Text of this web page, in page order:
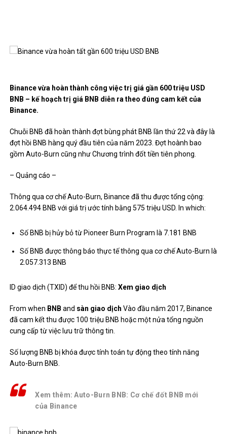
Binance vừa hoàn thành công việc trị giá gần 600 triệu USD
BNB – kế hoạch trị giá BNB diễn ra theo đúng cam kết của
Binance.
Chuỗi BNB đã hoàn thành đợt bùng phát BNB lần thứ 22 và đây là
đợt hồi BNB hàng quý đầu tiên của năm 2023. Đợt hoành bao
gồm Auto-Burn cũng như Chương trình đốt tiền tiên phong.
– Quảng cáo –
Thông qua cơ chế Auto-Burn, Binance đã thu được tổng cộng:
2.064.494 BNB với giá trị ước tính bằng 575 triệu USD. In which:
Số BNB bị hủy bỏ từ Pioneer Burn Program là 7.181 BNB
Số BNB được thông báo thực tế thông qua cơ chế Auto-Burn là
2.057.313 BNB
ID giao dịch (TXID) để thu hồi BNB:Xem giao dịch
From when BNB and sàn giao dịch Vào đầu năm 2017, Binance
đã cam kết thu được 100 triệu BNB hoặc một nửa tổng nguồn
cung cấp từ việc lưu trữ thông tin.
Số lượng BNB bị khóa được tính toán tự động theo tính năng
Auto-Burn BNB.
Xem thêm: Auto-Burn BNB: Cơ chế đốt BNB mới
của Binance